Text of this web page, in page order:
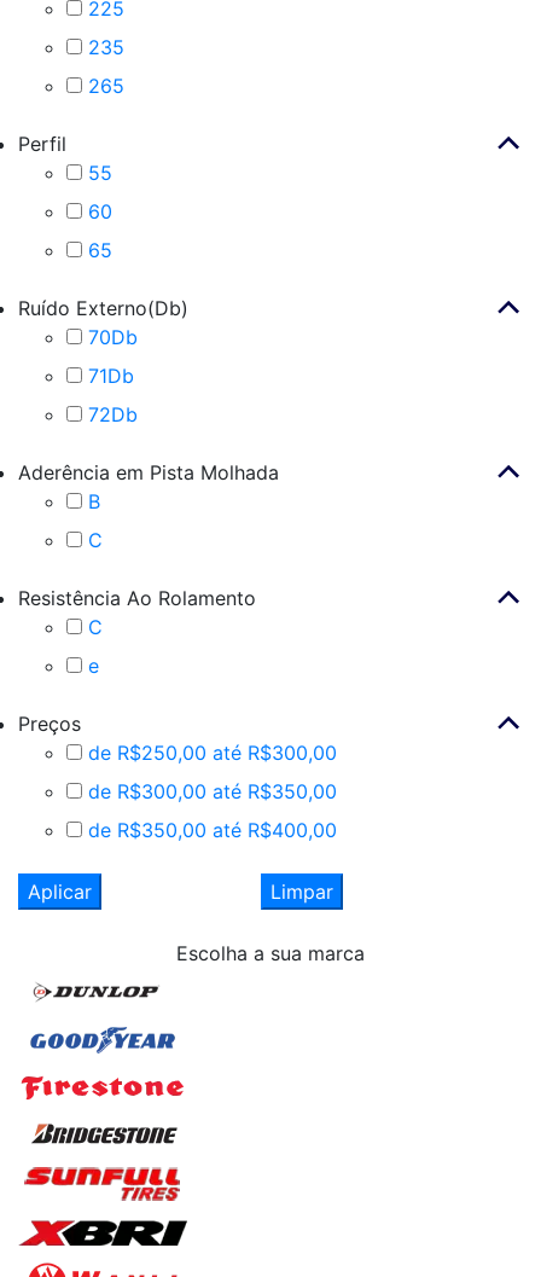
225
235
265
Perfil
55
60
65
Ruído Externo(Db)
70Db
71Db
72Db
Aderência em Pista Molhada
B
C
Resistência Ao Rolamento
C
e
Preços
de R$250,00 até R$300,00
de R$300,00 até R$350,00
de R$350,00 até R$400,00
Aplicar Limpar
Escolha a sua marca